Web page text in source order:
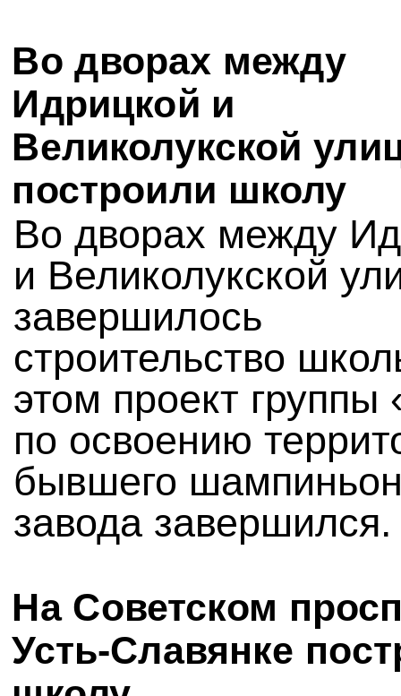
Во дворах между
Идрицкой и
Великолукской
построили школу
Во дворах между
и Великолукской
завершилось
строительство
этом проект
по освоению
бывшего
завода завершился.
На Советском
Усть-Славянке